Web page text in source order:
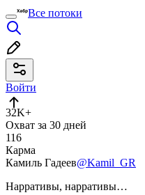
Все потоки
Войти
32K+
Охват за 30 дней
116
Карма
Камиль Гадеев@Kamil_GR
Нарративы, нарративы…